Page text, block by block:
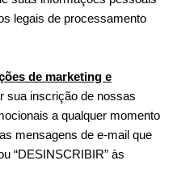
legais de processamento
de marketing e
sua inscrição de nossas
a qualquer momento
mensagens de e-mail que
“DESINSCRIBIR” às